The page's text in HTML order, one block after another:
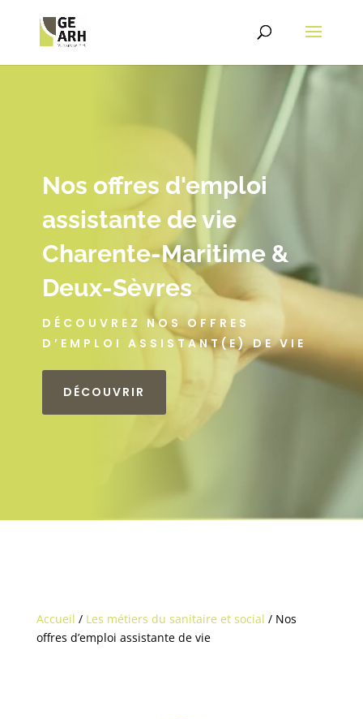
Nos offres d'emploi
assistante de vie
Charente-Maritime &
Deux-Sèvres
DÉCOUVREZ NOS OFFRES
D’EMPLOI ASSISTANT(E) DE VIE
DÉCOUVRIR
Accueil / Les métiers du sanitaire et social / Nos
offres d’emploi assistante de vie